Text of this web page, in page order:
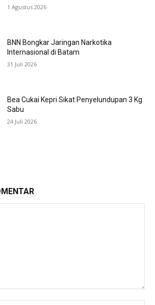
1 Agustus 2026
BNN Bongkar Jaringan Narkotika
Internasional di Batam
31 Juli 2026
Bea Cukai Kepri Sikat Penyelundupan 3 Kg
Sabu
24 Juli 2026